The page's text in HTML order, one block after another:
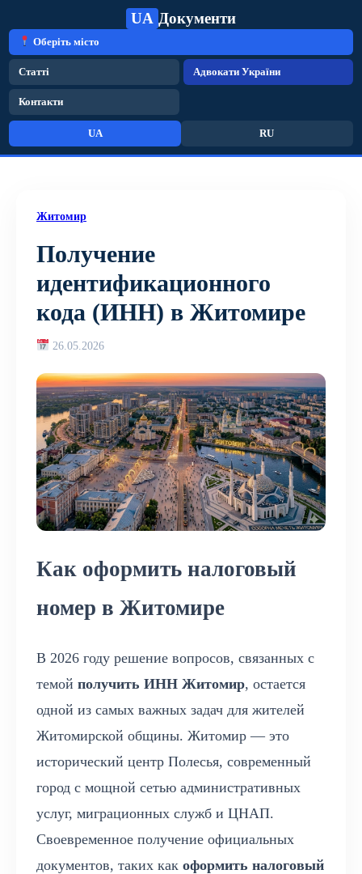
UA Документи
Оберіть місто
Статті Адвокати України
Контакти
UA RU
Житомир
Получение
идентификационного
кода (ИНН) в Житомире
26.05.2026
Как оформить налоговый
номер в Житомире
В 2026 году решение вопросов, связанных с
темой получить ИНН Житомир, остается
одной из самых важных задач для жителей
Житомирской общины. Житомир — это
исторический центр Полесья, современный
город с мощной сетью административных
услуг, миграционных служб и ЦНАП.
Своевременное получение официальных
документов, таких как оформить налоговый